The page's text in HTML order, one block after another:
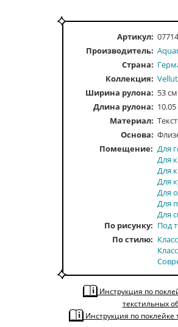
Артикул:
Производитель:
Страна:
Коллекция:
Ширина рулона: 53 см
Длина рулона:
Материал:
Основа:
Помещение
Для
Для
Для
Для
Для
Для
Для
По рисунку
Под
По стилю
По тону
По цвету
Инструкция по
текстильных
Инструкция по поклейке